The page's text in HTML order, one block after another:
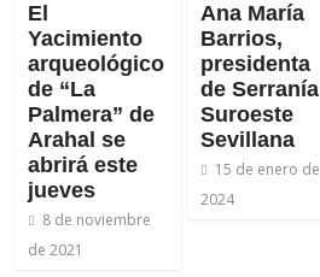
El
Yacimiento
arqueológico
de “La
Palmera” de
Arahal se
abrirá este
jueves
8 de noviembre
de 2021
Ana María
Barrios,
presidenta
de Serranía
Suroeste
Sevillana
15 de enero de
2024